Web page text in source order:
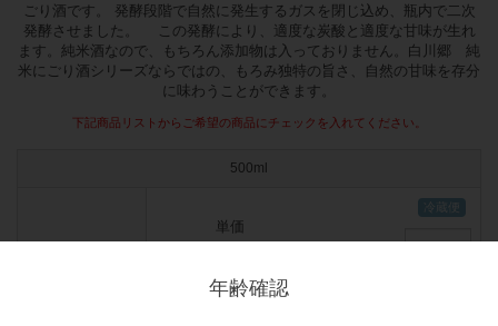
年齢確認
ごり酒です。 発酵段階で自然に発生するガスを閉じ込め、瓶内で二次
発酵させました。 この発酵により、適度な炭酸と適度な甘味が生れ
ます。純米酒なので、もちろん添加物は入っておりません。白川郷 純
米にごり酒シリーズならではの、もろみ独特の旨さ、自然の甘味を存分
に味わうことができます。
下記商品リストからご希望の商品にチェックを入れてください。
500ml
単価